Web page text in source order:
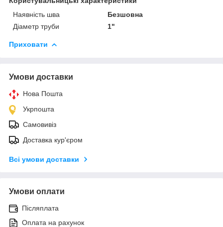
Наявність шва
Безшовна
Діаметр труби
1"
Приховати
Умови доставки
Нова Пошта
Укрпошта
Самовивіз
Доставка кур'єром
Всі умови доставки
Умови оплати
Післяплата
Оплата на рахунок